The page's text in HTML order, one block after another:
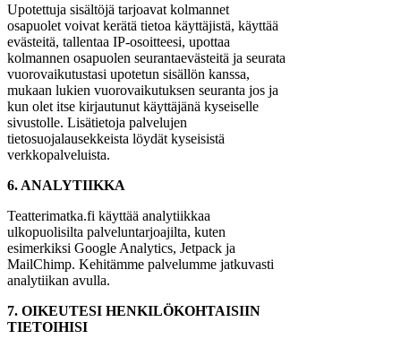
Upotettuja sisältöjä tarjoavat kolmannet
osapuolet voivat kerätä tietoa käyttäjistä, käyttää
evästeitä, tallentaa IP-osoitteesi, upottaa
kolmannen osapuolen seurantaevästeitä ja seurata
vuorovaikutustasi upotetun sisällön kanssa,
mukaan lukien vuorovaikutuksen seuranta jos ja
kun olet itse kirjautunut käyttäjänä kyseiselle
sivustolle. Lisätietoja palvelujen
tietosuojalausekkeista löydät kyseisistä
verkkopalveluista.
6. ANALYTIIKKA
Teatterimatka.fi käyttää analytiikkaa
ulkopuolisilta palveluntarjoajilta, kuten
esimerkiksi Google Analytics, Jetpack ja
MailChimp. Kehitämme palvelumme jatkuvasti
analytiikan avulla.
7. OIKEUTESI HENKILÖKOHTAISIIN
TIETOIHISI